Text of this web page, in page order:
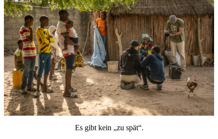
Es gibt kein „zu spät“.